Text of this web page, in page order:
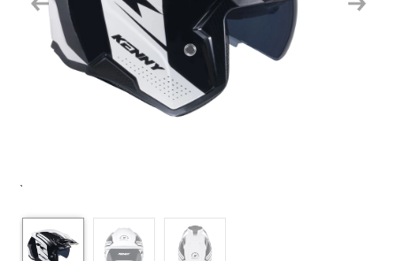
Previous Next
`